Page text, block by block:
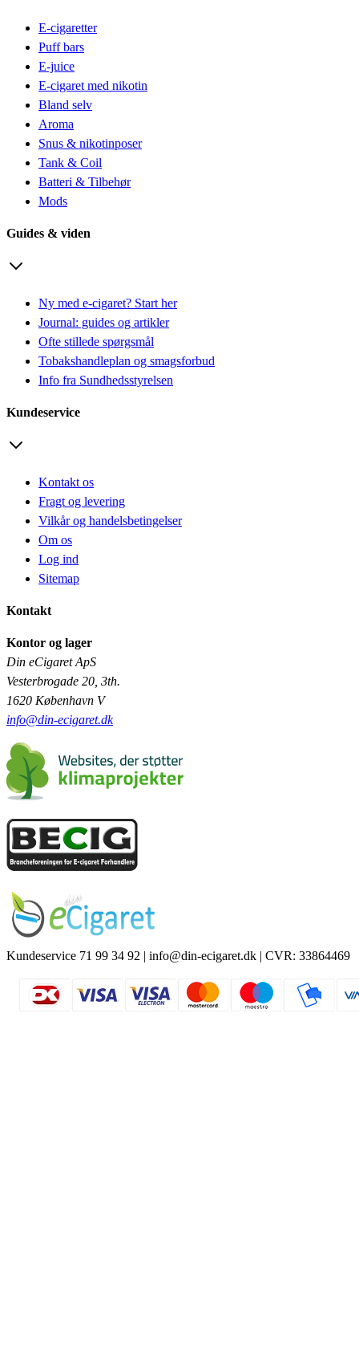
E-cigaretter
Puff bars
E-juice
E-cigaret med nikotin
Bland selv
Aroma
Snus & nikotinposer
Tank & Coil
Batteri & Tilbehør
Mods
Guides & viden
Ny med e-cigaret? Start her
Journal: guides og artikler
Ofte stillede spørgsmål
Tobakshandleplan og smagsforbud
Info fra Sundhedsstyrelsen
Kundeservice
Kontakt os
Fragt og levering
Vilkår og handelsbetingelser
Om os
Log ind
Sitemap
Kontakt
Kontor og lager
Din eCigaret ApS
Vesterbrogade 20, 3th.
1620 København V
info@din-ecigaret.dk
Kundeservice 71 99 34 92 | info@din-ecigaret.dk | CVR: 33864469